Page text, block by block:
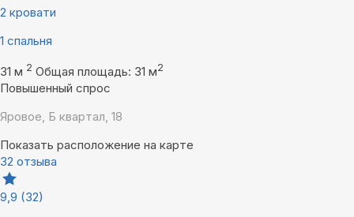
2 кровати
1 спальня
31 м 2 Общая площадь: 31 м2
Повышенный спрос
Яровое, Б квартал, 18
Показать расположение на карте
32 отзыва
9,9 (32)